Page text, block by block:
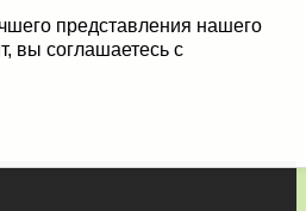
представления нашего
вы соглашаетесь с